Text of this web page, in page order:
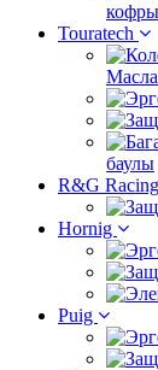
кофры
Touratech
Масла
баулы
R&G Racing
Hornig
Puig